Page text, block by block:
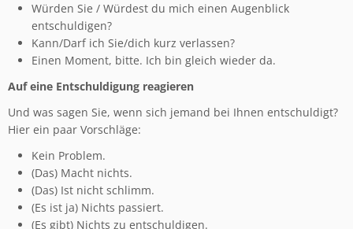
Würden Sie / Würdest du mich einen Augenblick
entschuldigen?
Kann/Darf ich Sie/dich kurz verlassen?
Einen Moment, bitte. Ich bin gleich wieder da.
Auf eine Entschuldigung reagieren
Und was sagen Sie, wenn sich jemand bei Ihnen entschuldigt?
Hier ein paar Vorschläge:
Kein Problem.
(Das) Macht nichts.
(Das) Ist nicht schlimm.
(Es ist ja) Nichts passiert.
(Es gibt) Nichts zu entschuldigen.